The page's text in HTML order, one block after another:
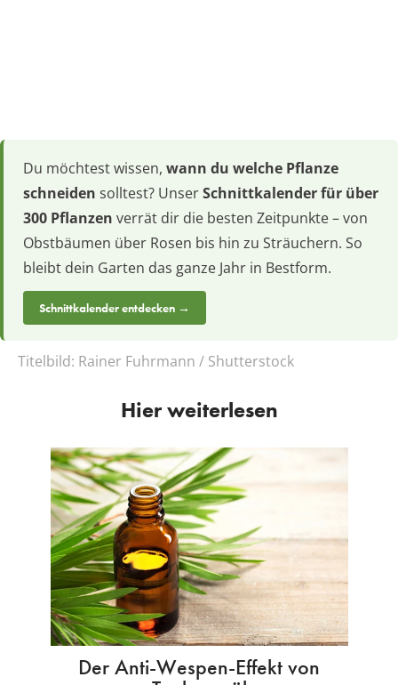
Du möchtest wissen, wann du welche Pflanze
schneiden solltest? UnserSchnittkalender für über
300 Pflanzen verrät dir die besten Zeitpunkte – von
Obstbäumen über Rosen bis hin zu Sträuchern. So
bleibt dein Garten das ganze Jahr in Bestform.
Schnittkalender entdecken →
Titelbild: Rainer Fuhrmann / Shutterstock
Hier weiterlesen
Der Anti-Wespen-Effekt von